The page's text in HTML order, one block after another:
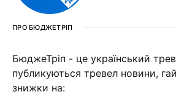
ПРО БЮДЖЕТРІП
БюджеТріп - це український
публикуються тревел новини,
знижки на: